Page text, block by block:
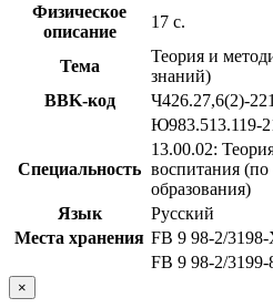
Физическое
описание
17 с.
Тема
Теория и
знаний)
BBK-код
Ч426.27,6(2)-
Ю983.513.119-
Специальность
13.00.02:
воспитания
образования)
Язык
Русский
Места хранения FB 9 98-2/3198-
FB 9 98-2/3199-
×